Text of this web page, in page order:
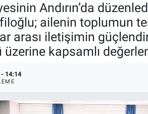
Andırın’da
ailenin toplumun
arası iletişimin
üzerine kapsamlı
14:14